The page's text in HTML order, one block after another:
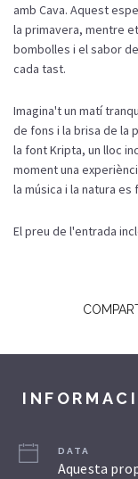
amb Cava. Aquest
la primavera, mentre
bombolles i el sabor
cada tast.
Imagina't un matí
de fons i la brisa de la
la font Kripta, un lloc
moment una
la música i la natura
El preu de l'entrada
DATA
Aquesta